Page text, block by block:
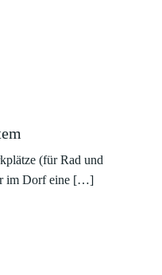
(für Rad und
im Dorf eine […]